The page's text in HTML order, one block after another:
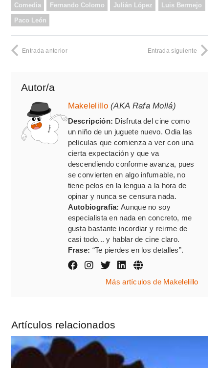
Comedia Fernando Colomo Julián López Luis Bermejo
Paco León
Entrada anterior Entrada siguiente
Autor/a
Makelelillo (AKA Rafa Mollá)
Descripción: Disfruta del cine como
un niño de un juguete nuevo. Odia las
películas que comienza a ver con una
cierta expectación y que va
descendiendo conforme avanza, pues
se convierten en algo infumable, no
tiene pelos en la lengua a la hora de
opinar y nunca se censura nada.
Autobiografía: Aunque no soy
especialista en nada en concreto, me
gusta bastante incordiar y reirme de
casi todo... y hablar de cine claro.
Frase: “Te pierdes en los detalles”.
Más artículos de Makelelillo
Artículos relacionados